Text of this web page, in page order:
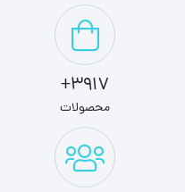
3917+
محصولات